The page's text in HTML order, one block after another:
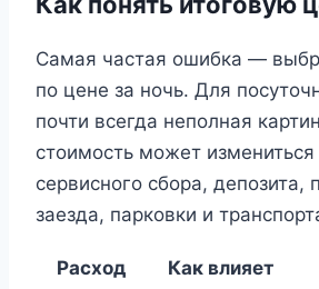
Самая частая ошибка —
по цене за ночь. Для
почти всегда неполная
стоимость может измениться
сервисного сбора, депозита,
заезда, парковки и
Расход Как влияет